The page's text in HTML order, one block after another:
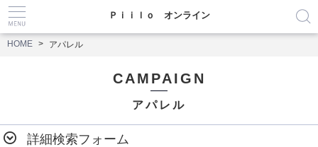
Ｐｉｉｌｏ オンライン
HOME アパレル
CAMPAIGN
アパレル
詳細検索フォーム